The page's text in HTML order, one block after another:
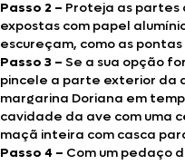
Passo 2 – Proteja as partes
expostas com papel
escureçam, como as
Passo 3 – Se a sua opção
pincele a parte exterior da
margarina Doriana em
cavidade da ave com uma
maçã inteira com casca
Passo 4 – Com um pedaço